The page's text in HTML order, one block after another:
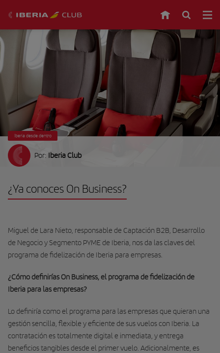
Iberia desde dentro
Por: Iberia Club
¿Ya conoces On Business?
Miguel de Lara Nieto, responsable de Captación B2B, Desarrollo
de Negocio y Segmento PYME de Iberia, nos da las claves del
programa de fidelización de Iberia para empresas.
¿Cómo definirías On Business, el programa de fidelización de
Iberia para las empresas?
Lo definiría como el programa para las empresas que quieran una
gestión sencilla, flexible y eficiente de sus vuelos con Iberia. La
contratación es totalmente digital e inmediata, y entrega
beneficios tangibles desde el primer vuelo. Adicionalmente, es